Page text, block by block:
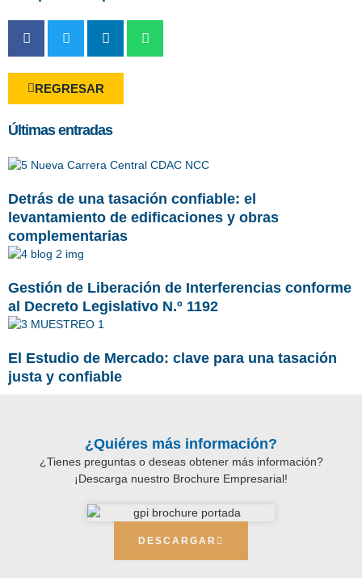
REGRESAR
Últimas entradas
Detrás de una tasación confiable: el
levantamiento de edificaciones y obras
complementarias
Gestión de Liberación de Interferencias conforme
al Decreto Legislativo N.º 1192
El Estudio de Mercado: clave para una tasación
justa y confiable
¿Quiéres más información?
¿Tienes preguntas o deseas obtener más información?
¡Descarga nuestro Brochure Empresarial!
DESCARGAR